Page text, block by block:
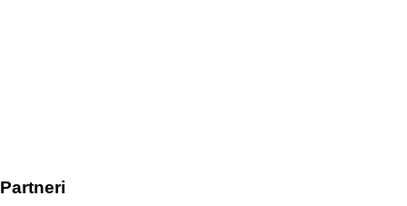
Partneri